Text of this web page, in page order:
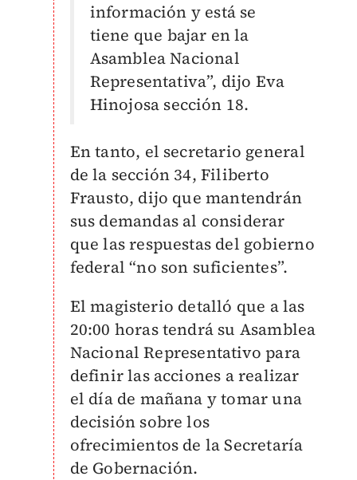
información y está se
tiene que bajar en la
Asamblea Nacional
Representativa”, dijo Eva
Hinojosa sección 18.
En tanto, el secretario general
de la sección 34, Filiberto
Frausto, dijo que mantendrán
sus demandas al considerar
que las respuestas del gobierno
federal “no son suficientes”.
El magisterio detalló que a las
20:00 horas tendrá su Asamblea
Nacional Representativo para
definir las acciones a realizar
el día de mañana y tomar una
decisión sobre los
ofrecimientos de la Secretaría
de Gobernación.